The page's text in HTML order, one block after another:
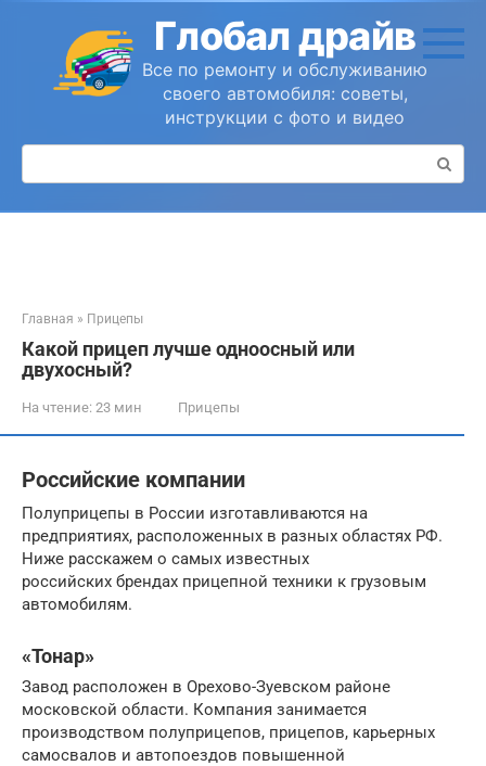
контенту
Глобал драйв
Все по ремонту и обслуживанию
своего автомобиля: советы,
инструкции с фото и видео
Поиск:
Главная » Прицепы
Какой прицеп лучше одноосный или
двухосный?
На чтение: 23 мин Прицепы
Российские компании
Полуприцепы в России изготавливаются на
предприятиях, расположенных в разных областях РФ.
Ниже расскажем о самых известных
российских брендах прицепной техники к грузовым
автомобилям.
«Тонар»
Завод расположен в Орехово-Зуевском районе
московской области. Компания занимается
производством полуприцепов, прицепов, карьерных
самосвалов и автопоездов повышенной